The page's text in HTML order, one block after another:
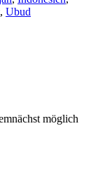
, Ubud
möglich